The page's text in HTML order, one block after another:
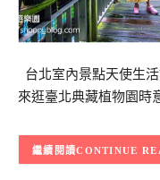
台北室內景點天使生
來逛臺北典藏植物園
CONTINUE